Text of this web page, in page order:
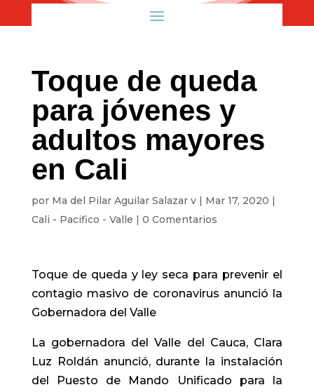
Toque de queda
para jóvenes y
adultos mayores
en Cali
por Ma del Pilar Aguilar Salazar v| Mar 17, 2020 |
Cali - Pacifico - Valle | 0 Comentarios
Toque de queda y ley seca para prevenir el
contagio masivo de coronavirus anunció la
Gobernadora del Valle
La gobernadora del Valle del Cauca, Clara
Luz Roldán anunció, durante la instalación
del Puesto de Mando Unificado para la